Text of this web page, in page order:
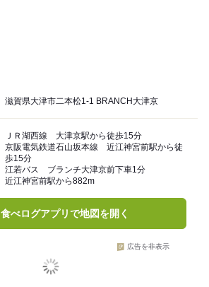
滋賀県大津市二本松1-1 BRANCH大津京
ＪＲ湖西線 大津京駅から徒歩15分
京阪電気鉄道石山坂本線 近江神宮前駅から徒
歩15分
江若バス ブランチ大津京前下車1分
近江神宮前駅から882m
食べログアプリで地図を開く
広告を非表示